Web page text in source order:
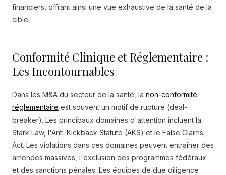
financiers, offrant ainsi une vue exhaustive de la santé de la
cible.
Conformité Clinique et Réglementaire :
Les Incontournables
Dans les M&A du secteur de la santé, la non-conformité
réglementaire est souvent un motif de rupture (deal-
breaker). Les principaux domaines d'attention incluent la
Stark Law, l'Anti-Kickback Statute (AKS) et le False Claims
Act. Les violations dans ces domaines peuvent entraîner des
amendes massives, l'exclusion des programmes fédéraux
et des sanctions pénales. Les équipes de due diligence